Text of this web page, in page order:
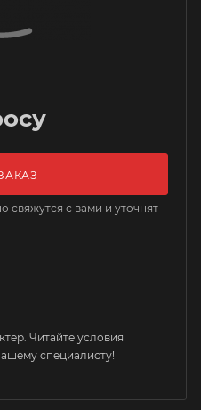
свяжутся с вами и уточнят
Читайте условия
специалисту!